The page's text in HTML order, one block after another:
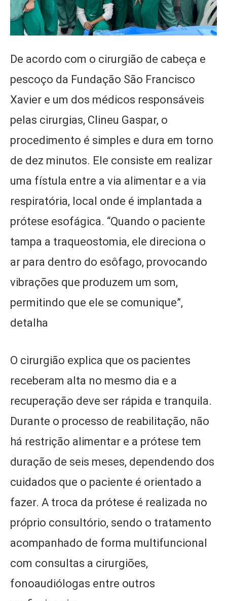
De acordo com o cirurgião de cabeça e
pescoço da Fundação São Francisco
Xavier e um dos médicos responsáveis
pelas cirurgias, Clineu Gaspar, o
procedimento é simples e dura em torno
de dez minutos. Ele consiste em realizar
uma fístula entre a via alimentar e a via
respiratória, local onde é implantada a
prótese esofágica. “Quando o paciente
tampa a traqueostomia, ele direciona o
ar para dentro do esôfago, provocando
vibrações que produzem um som,
permitindo que ele se comunique”,
detalha
O cirurgião explica que os pacientes
receberam alta no mesmo dia e a
recuperação deve ser rápida e tranquila.
Durante o processo de reabilitação, não
há restrição alimentar e a prótese tem
duração de seis meses, dependendo dos
cuidados que o paciente é orientado a
fazer. A troca da prótese é realizada no
próprio consultório, sendo o tratamento
acompanhado de forma multifuncional
com consultas a cirurgiões,
fonoaudiólogas entre outros